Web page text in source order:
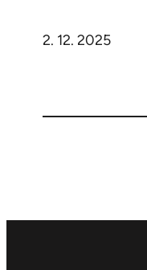
2. 12. 2025